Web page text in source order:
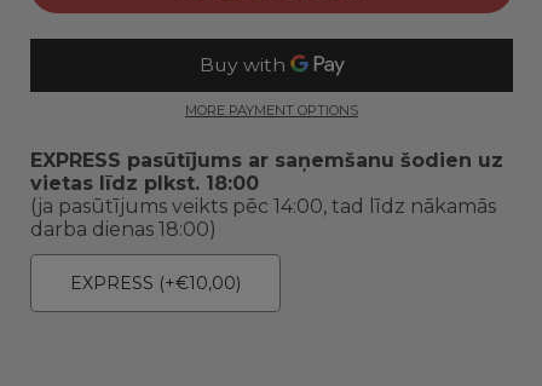
MORE PAYMENT OPTIONS
EXPRESS pasūtījums ar saņemšanu šodien uz
vietas līdz plkst. 18:00
(ja pasūtījums veikts pēc 14:00, tad līdz nākamās
darba dienas 18:00)
EXPRESS (+€10,00)